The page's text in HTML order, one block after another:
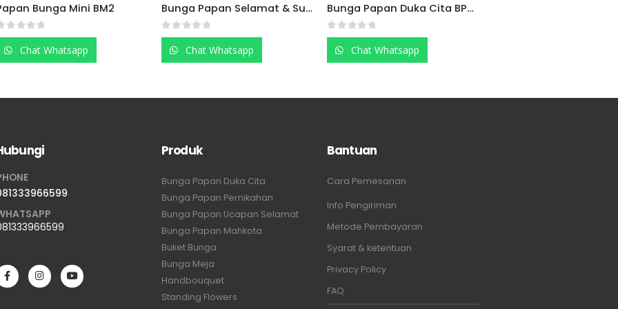
out of 5
Chat Whatsapp
Bunga Papan Duka Cita BPDCF05
0out of 5
Chat Whatsapp
Bunga Papan Mahkota BPM01
0out of 5
Chat Whatsapp
Produk
Bunga Papan Duka Cita
Bunga Papan Pernikahan
Bunga Papan Ucapan Selamat
Bunga Papan Mahkota
Buket Bunga
Bunga Meja
Handbouquet
Standing Flowers
Bantuan
Cara Pemesanan
Info Pengiriman
Metode Pembayaran
Syarat & ketentuan
Privacy Policy
FAQ